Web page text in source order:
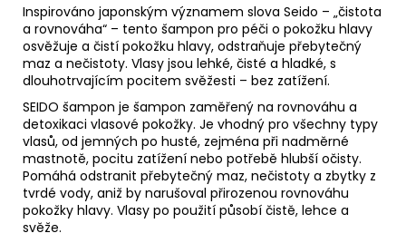
Inspirováno japonským významem slova Seido – „čistota
a rovnováha“ – tento šampon pro péči o pokožku hlavy
osvěžuje a čistí pokožku hlavy, odstraňuje přebytečný
maz a nečistoty. Vlasy jsou lehké, čisté a hladké, s
dlouhotrvajícím pocitem svěžesti – bez zatížení.
SEIDO šampon je šampon zaměřený na rovnováhu a
detoxikaci vlasové pokožky. Je vhodný pro všechny typy
vlasů, od jemných po husté, zejména při nadměrné
mastnotě, pocitu zatížení nebo potřebě hlubší očisty.
Pomáhá odstranit přebytečný maz, nečistoty a zbytky z
tvrdé vody, aniž by narušoval přirozenou rovnováhu
pokožky hlavy. Vlasy po použití působí čistě, lehce a
svěže.
NÁSTAVCE
PRO
DERMAPERO
DERMALIGHTPEN
A
DERMAQUATRO
36
JEHLIČEK